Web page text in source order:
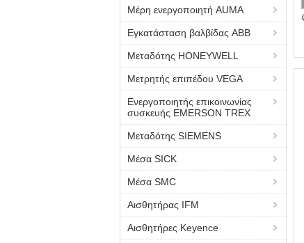
Μέρη ενεργοποιητή AUMA
Εγκατάσταση βαλβίδας ABB
Μεταδότης HONEYWELL
Μετρητής επιπέδου VEGA
Ενεργοποιητής επικοινωνίας
συσκευής EMERSON TREX
Μεταδότης SIEMENS
Μέσα SICK
Μέσα SMC
Αισθητήρας IFM
Αισθητήρες Keyence